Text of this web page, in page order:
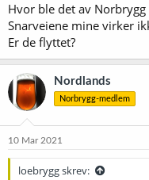
:
Hvor ble det av
Snarveiene mine virker
Er de flyttet?
Nordlands
Norbrygg-medlem
10 Mar 2021
loebrygg skrev: